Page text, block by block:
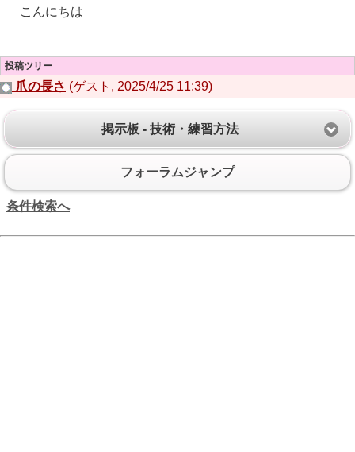
こんにちは
投稿ツリー
爪の長さ (ゲスト, 2025/4/25 11:39)
掲示板 - 技術・練習方法
フォーラムジャンプ
条件検索へ